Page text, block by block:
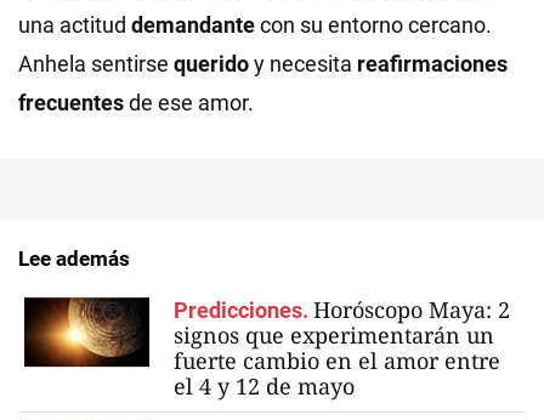
una actitud demandantecon su entorno cercano.
Anhela sentirse queridoy necesita reafirmaciones
frecuentesde ese amor.
Lee además
Predicciones. Horóscopo Maya: 2
signos que experimentarán un
fuerte cambio en el amor entre
el 4 y 12 de mayo